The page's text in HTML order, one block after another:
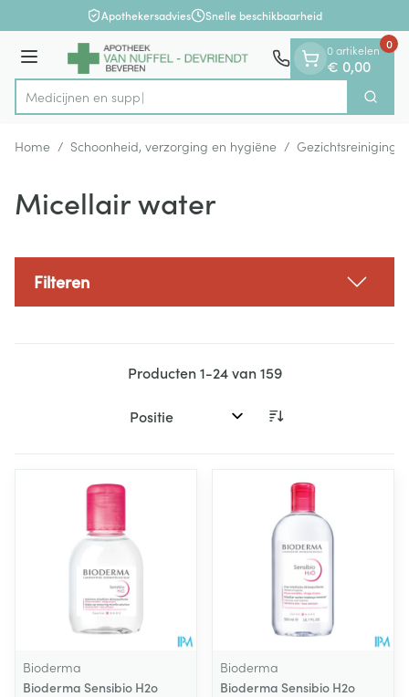
Ga naar de inhoudApothekersadvies Snelle beschikbaarheid
Menu
Product, merk, categorie...
Zoek
0 artikelen
€ 0,00
0
Home / Schoonheid, verzorging en hygiëne / Gezichtsreiniging
Micellair water
Filteren
Producten1-24van159
Sorteer op:
Bioderma
Bioderma Sensibio H2o
Bioderma
Bioderma Sensibio H2o